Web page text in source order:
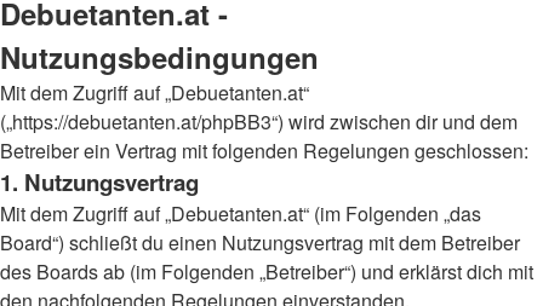
Debuetanten.at -
Nutzungsbedingungen
Mit dem Zugriff auf „Debuetanten.at“
(„https://debuetanten.at/phpBB3“) wird zwischen dir und dem
Betreiber ein Vertrag mit folgenden Regelungen geschlossen:
1. Nutzungsvertrag
Mit dem Zugriff auf „Debuetanten.at“ (im Folgenden „das
Board“) schließt du einen Nutzungsvertrag mit dem Betreiber
des Boards ab (im Folgenden „Betreiber“) und erklärst dich mit